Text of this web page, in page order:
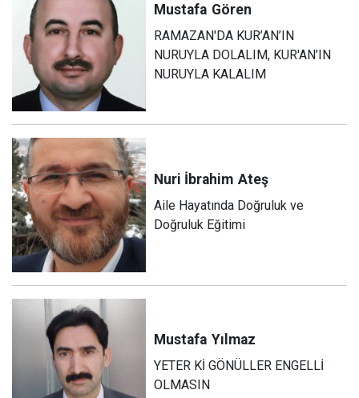
Mustafa Gören
RAMAZAN'DA KUR’AN’IN
NURUYLA DOLALIM, KUR'AN’IN
NURUYLA KALALIM
Nuri İbrahim Ateş
Aile Hayatında Doğruluk ve
Doğruluk Eğitimi
Mustafa Yılmaz
YETER Kİ GÖNÜLLER ENGELLİ
OLMASIN